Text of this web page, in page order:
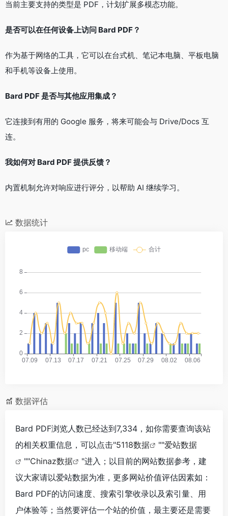
当前主要支持的类型是 PDF，计划扩展多模态功能。
是否可以在任何设备上访问 Bard PDF？
作为基于网络的工具，它可以在台式机、笔记本电脑、平板电脑
和手机等设备上使用。
Bard PDF 是否与其他应用集成？
它连接到有用的 Google 服务，将来可能会与 Drive/Docs 互
连。
我如何对 Bard PDF 提供反馈？
内置机制允许对响应进行评分，以帮助 AI 继续学习。
数据统计
数据评估
Bard PDF浏览人数已经达到7,334，如你需要查询该站
的相关权重信息，可以点击"5118数据 ""爱站数据
""Chinaz数据
"进入；以目前的网站数据参考，建
议大家请以爱站数据为准，更多网站价值评估因素如：
Bard PDF的访问速度、搜索引擎收录以及索引量、用
户体验等；当然要评估一个站的价值，最主要还是需要